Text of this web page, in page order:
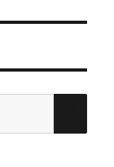
索